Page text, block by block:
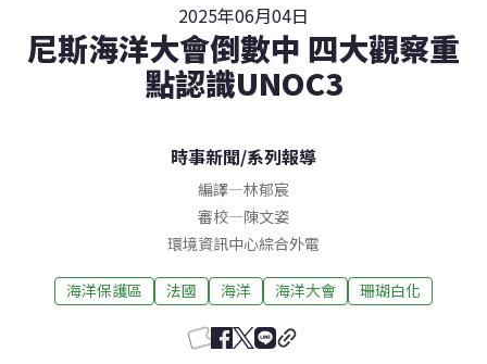
2025年06月04日
尼斯海洋大會倒數中 四大觀察重
點認識UNOC3
時事新聞/系列報導
編譯—林郁宸
審校—陳文姿
環境資訊中心綜合外電
海洋保護區 法國 海洋 海洋大會 珊瑚白化